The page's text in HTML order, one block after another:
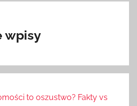
wpisy
to oszustwo? Fakty vs